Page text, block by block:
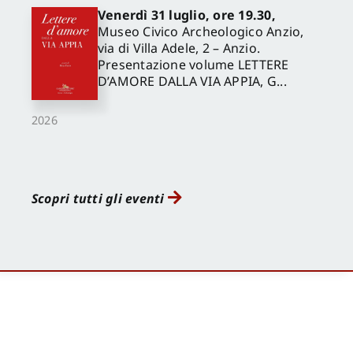
2026
Venerdì 31 luglio, ore 19.30,
Museo Civico Archeologico Anzio,
via di Villa Adele, 2 – Anzio.
Presentazione volume LETTERE
D’AMORE DALLA VIA APPIA, G...
Scopri tutti gli eventi